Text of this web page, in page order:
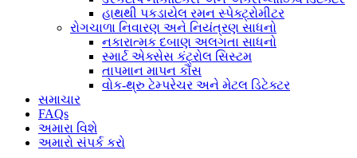
હાથથી પકડાયેલ રમન સ્પેક્ટ્રોમીટર
રોગચાળા નિવારણ અને નિયંત્રણ સાધનો
નકારાત્મક દબાણ અલગતા સાધનો
સ્માર્ટ એક્સેસ કંટ્રોલ સિસ્ટમ
તાપમાન માપન કૌંસ
વોક-થ્રુ ટેમ્પરેચર અને મેટલ ડિટેક્ટર
સમાચાર
FAQs
અમારા વિશે
અમારો સંપર્ક કરો